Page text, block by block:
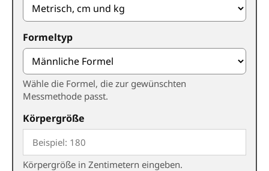
Formeltyp
Wähle die Formel, die zur gewünschten
Messmethode passt.
Körpergröße
Körpergröße in Zentimetern eingeben.